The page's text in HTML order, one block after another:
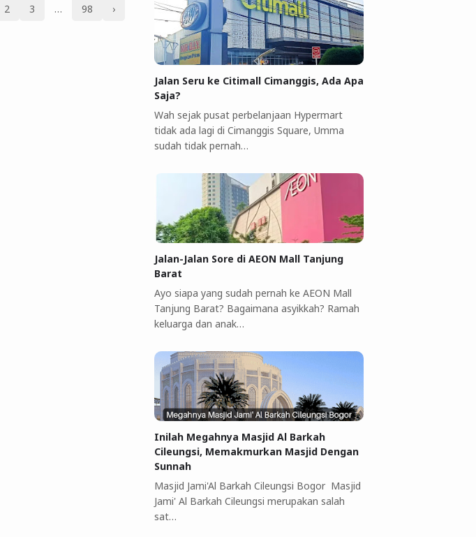
2 3 … 98
›
Jalan Seru ke Citimall Cimanggis, Ada Apa
Saja?
Wah sejak pusat perbelanjaan Hypermart
tidak ada lagi di Cimanggis Square, Umma
sudah tidak pernah…
Jalan-Jalan Sore di AEON Mall Tanjung
Barat
Ayo siapa yang sudah pernah ke AEON Mall
Tanjung Barat? Bagaimana asyikkah? Ramah
keluarga dan anak…
Inilah Megahnya Masjid Al Barkah
Cileungsi, Memakmurkan Masjid Dengan
Sunnah
Masjid Jami'Al Barkah Cileungsi Bogor Masjid
Jami' Al Barkah Cileungsi merupakan salah
sat…